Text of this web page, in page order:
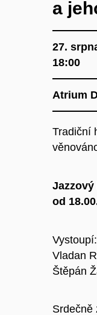
a
27.
18:00
Atrium
Tradiční
od
Vladan
Štěpán
Srdečně